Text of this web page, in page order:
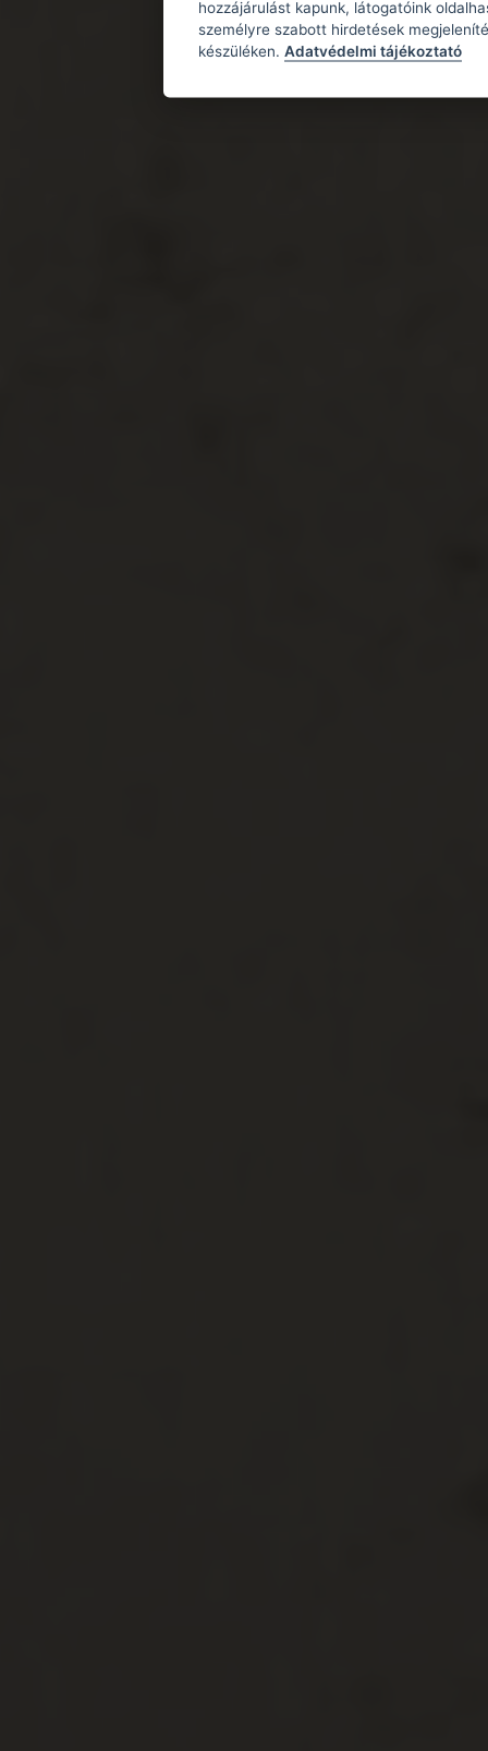
hozzájárulást kapunk, látogatóink
személyre szabott hirdetések
készüléken. Adatvédelmi tájékoztató